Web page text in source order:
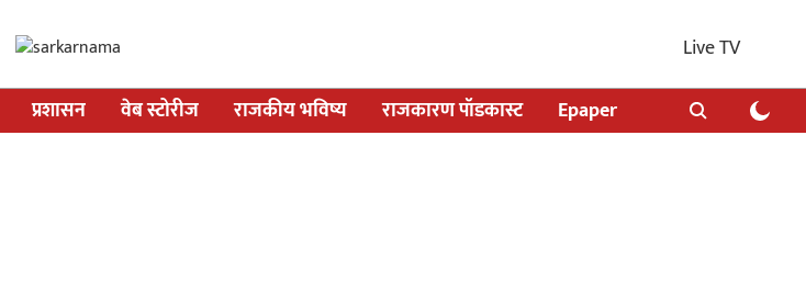
Live TV
प्रशासन वेब स्टोरीज राजकीय भविष्य राजकारण पॉडकास्ट Epaper